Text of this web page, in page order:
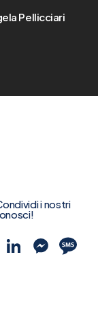
Pellicciari
i nostri
Email